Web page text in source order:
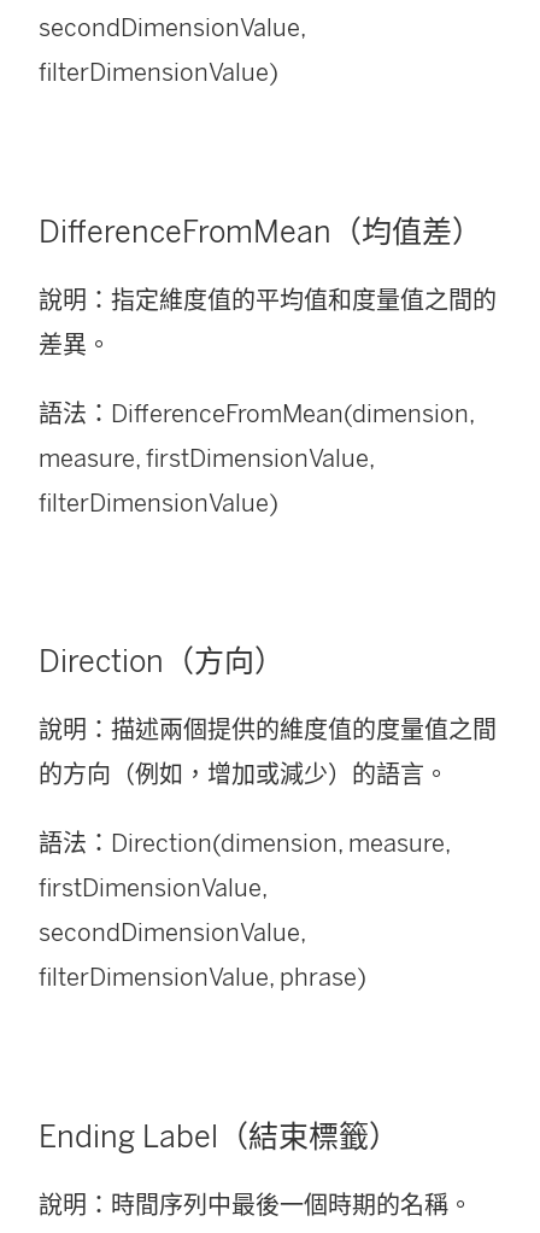
secondDimensionValue,
filterDimensionValue)
DifferenceFromMean（均值差）
說明：指定維度值的平均值和度量值之間的
差異。
語法：DifferenceFromMean(dimension,
measure, firstDimensionValue,
filterDimensionValue)
Direction（方向）
說明：描述兩個提供的維度值的度量值之間
的方向（例如，增加或減少）的語言。
語法：Direction(dimension, measure,
firstDimensionValue,
secondDimensionValue,
filterDimensionValue, phrase)
Ending Label（結束標籤）
說明：時間序列中最後一個時期的名稱。